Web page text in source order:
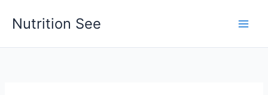
Nutrition See